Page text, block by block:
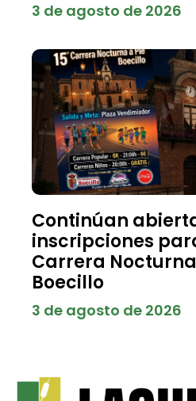
3 de agosto de 2026
Continúan
inscripciones
Carrera
Boecillo
3 de agosto de 2026